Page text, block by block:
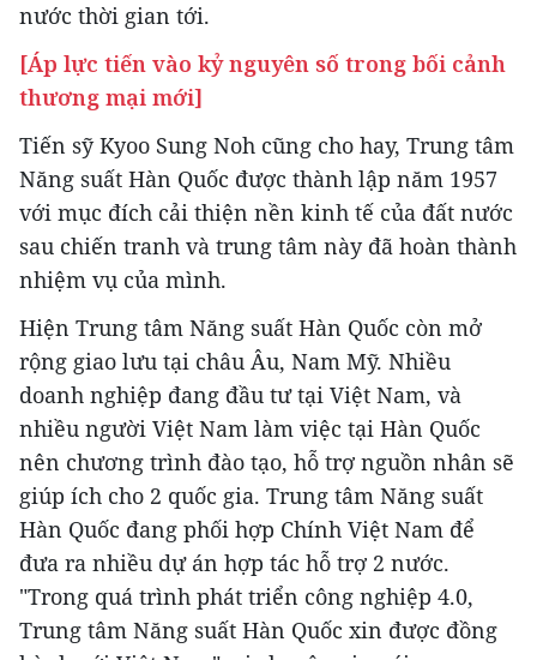
nước thời gian tới.
[Áp lực tiến vào kỷ nguyên số trong bối cảnh
thương mại mới]
Tiến sỹ Kyoo Sung Noh cũng cho hay, Trung tâm
Năng suất Hàn Quốc được thành lập năm 1957
với mục đích cải thiện nền kinh tế của đất nước
sau chiến tranh và trung tâm này đã hoàn thành
nhiệm vụ của mình.
Hiện Trung tâm Năng suất Hàn Quốc còn mở
rộng giao lưu tại châu Âu, Nam Mỹ. Nhiều
doanh nghiệp đang đầu tư tại Việt Nam, và
nhiều người Việt Nam làm việc tại Hàn Quốc
nên chương trình đào tạo, hỗ trợ nguồn nhân sẽ
giúp ích cho 2 quốc gia. Trung tâm Năng suất
Hàn Quốc đang phối hợp Chính Việt Nam để
đưa ra nhiều dự án hợp tác hỗ trợ 2 nước.
"Trong quá trình phát triển công nghiệp 4.0,
Trung tâm Năng suất Hàn Quốc xin được đồng